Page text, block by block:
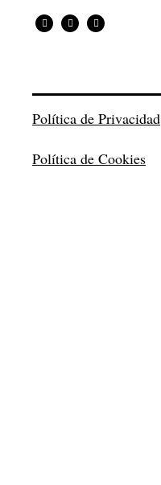
Política de Privacidad
Política de Cookies